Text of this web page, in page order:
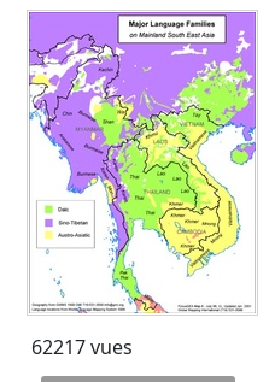
62217 vues